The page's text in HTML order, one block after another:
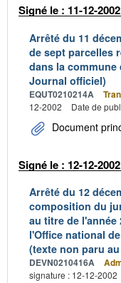
Signé le : 11-12-2002
Arrêté du 11
de sept parcelles
dans la commune
Journal officiel)
EQUT0210214A
12-2002
Date de
Document
Signé le : 12-12-2002
Arrêté du 12
composition du
au titre de
l'Office national
(texte non paru
DEVN0210416A
signature : 12-12-2002